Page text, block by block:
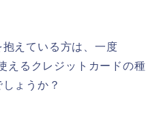
えている方は、一度
えるクレジットカードの種
ょうか？